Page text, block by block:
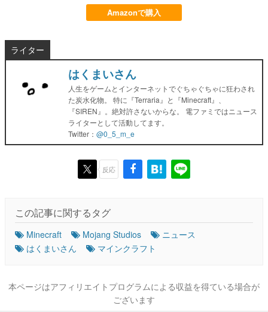
Amazonで購入
ライター
はくまいさん
人生をゲームとインターネットでぐちゃぐちゃに狂わされ
た炭水化物。 特に『Terraria』と『Minecraft』、
『SIREN』。絶対許さないからな。 電ファミではニュース
ライターとして活動してます。
Twitter： @0_5_m_e
反応
この記事に関するタグ
Minecraft Mojang Studios
ニュース
はくまいさん
マインクラフト
本ページはアフィリエイトプログラムによる収益を得ている場合が
ございます